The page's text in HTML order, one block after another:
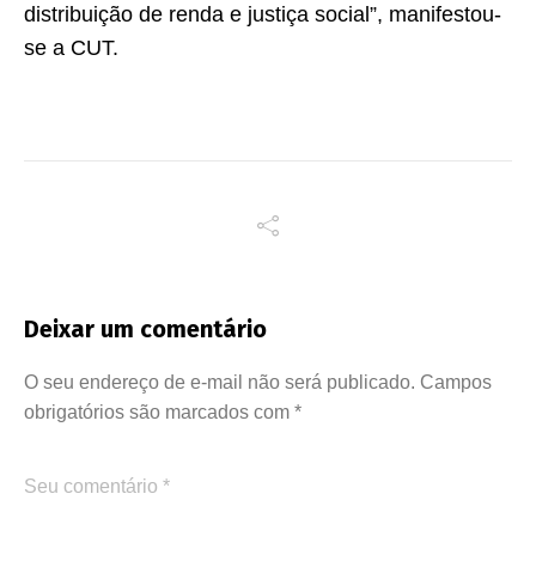
distribuição de renda e justiça social”, manifestou-
se a CUT.
Deixar um comentário
O seu endereço de e-mail não será publicado. Campos
obrigatórios são marcados com *